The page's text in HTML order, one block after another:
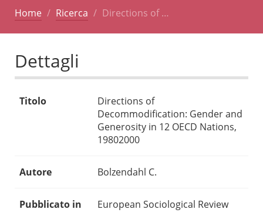
Home Ricerca Directions of …
Dettagli
Titolo
Directions of
Decommodification: Gender and
Generosity in 12 OECD Nations,
19802000
Autore Bolzendahl C.
Pubblicato in European Sociological Review